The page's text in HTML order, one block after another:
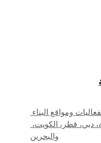
ومواقع البناء
دبي، قطر، الكويت،
والبحرين